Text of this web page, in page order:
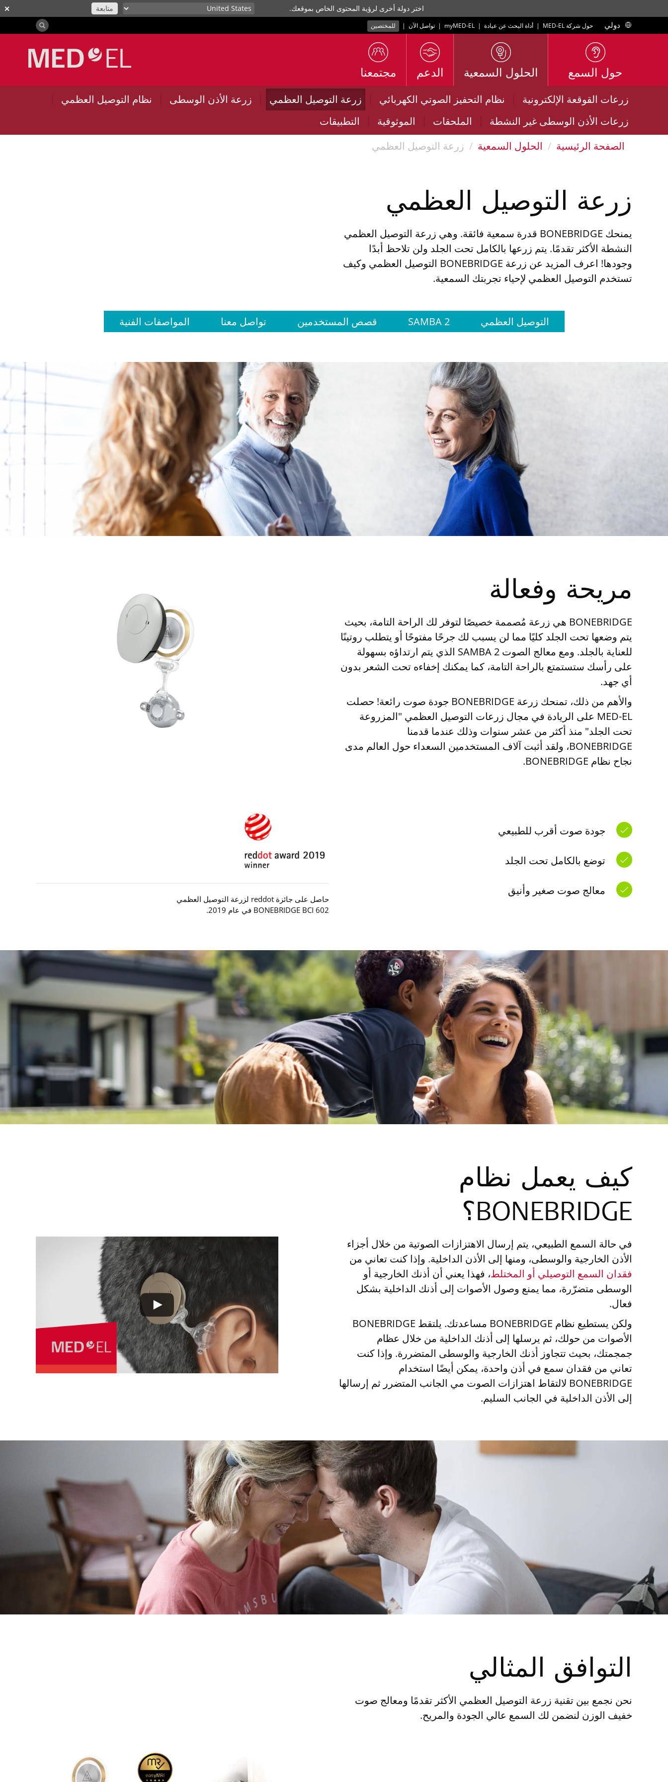
✕ اختر دولة أخرى لرؤية المحتوى الخاص بموقعك. متابعة
دولي حول شركة MED-EL | أداة البحث عن عيادة |
myMED‑EL
| تواصل الآن | للمختصين
حول السمع الحلول السمعية الدعم مجتمعنا
زرعات القوقعة الإلكترونية | نظام التحفيز الصوتي الكهربائي | زرعة التوصيل العظمي | زرعة الأذن الوسطى | نظام التوصيل العظمي
|
زرعات الأذن الوسطى غير النشطة
| الملحقات | الموثوقية |
التطبيقات
الصفحة الرئيسية
الحلول السمعية زرعة التوصيل العظمي
زرعة التوصيل العظمي
يمنحك BONEBRIDGE قدرة سمعية فائقة. وهي زرعة التوصيل العظمي
النشطة الأكثر تقدمًا. يتم زرعها بالكامل تحت الجلد ولن تلاحظ أبدًا
وجودها! اعرف المزيد عن زرعة BONEBRIDGE التوصيل العظمي وكيف
تستخدم التوصيل العظمي لإحياء تجربتك السمعية.
التوصيل العظمي SAMBA 2 قصص المستخدمين تواصل معنا المواصفات الفنية
مريحة وفعالة
BONEBRIDGE هي زرعة مُصممة خصيصًا لتوفر لك الراحة التامة، بحيث
يتم وضعها تحت الجلد كليًا مما لن يسبب لك جرحًا مفتوحًا أو يتطلب روتينًا
للعناية بالجلد. ومع معالج الصوت SAMBA 2 الذي يتم ارتداؤه بسهولة
على رأسك ستستمتع بالراحة التامة، كما يمكنك إخفاءه تحت الشعر بدون
أي جهد.
والأهم من ذلك، تمنحك زرعة BONEBRIDGE جودة صوت رائعة! حصلت
MED-EL على الريادة في مجال زرعات التوصيل العظمي "المزروعة
تحت الجلد" منذ أكثر من عشر سنوات وذلك عندما قدمنا
BONEBRIDGE، ولقد أثبت آلاف المستخدمين السعداء حول العالم مدى
نجاح نظام BONEBRIDGE.
جودة صوت أقرب للطبيعي
توضع بالكامل تحت الجلد
معالج صوت صغير وأنيق
حاصل على جائزة reddot لزرعة التوصيل العظمي
BONEBRIDGE BCI 602 في عام ‎2019.
كيف يعمل نظام
BONEBRIDGE؟
في حالة السمع الطبيعي، يتم إرسال الاهتزازات الصوتية من خلال أجزاء
الأذن الخارجية والوسطى، ومنها إلى الأذن الداخلية. وإذا كنت تعاني من
فقدان السمع التوصيلي أو المختلط، فهذا يعني أن أذنك الخارجية أو
الوسطى متضرّرة، مما يمنع وصول الأصوات إلى أذنك الداخلية بشكل
فعال.
ولكن يستطيع نظام BONEBRIDGE مساعدتك. يلتقط BONEBRIDGE
الأصوات من حولك، ثم يرسلها إلى أذنك الداخلية من خلال عظام
جمجمتك، بحيث تتجاوز أذنك الخارجية والوسطى المتضررة. وإذا كنت
تعاني من فقدان سمع في أذن واحدة​، يمكن أيضًا استخدام
BONEBRIDGE لالتقاط اهتزازات الصوت مي الجانب المتضرر ثم إرسالها
إلى الأذن الداخلية في الجانب السليم.
التوافق المثالي
نحن نجمع بين تقنية زرعة التوصيل العظمي الأكثر تقدمًا ومعالج صوت
خفيف الوزن لنضمن لك السمع عالي الجودة والمريح.